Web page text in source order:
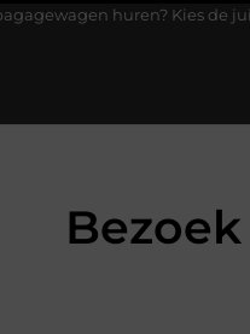
Kies de juiste aanhanger